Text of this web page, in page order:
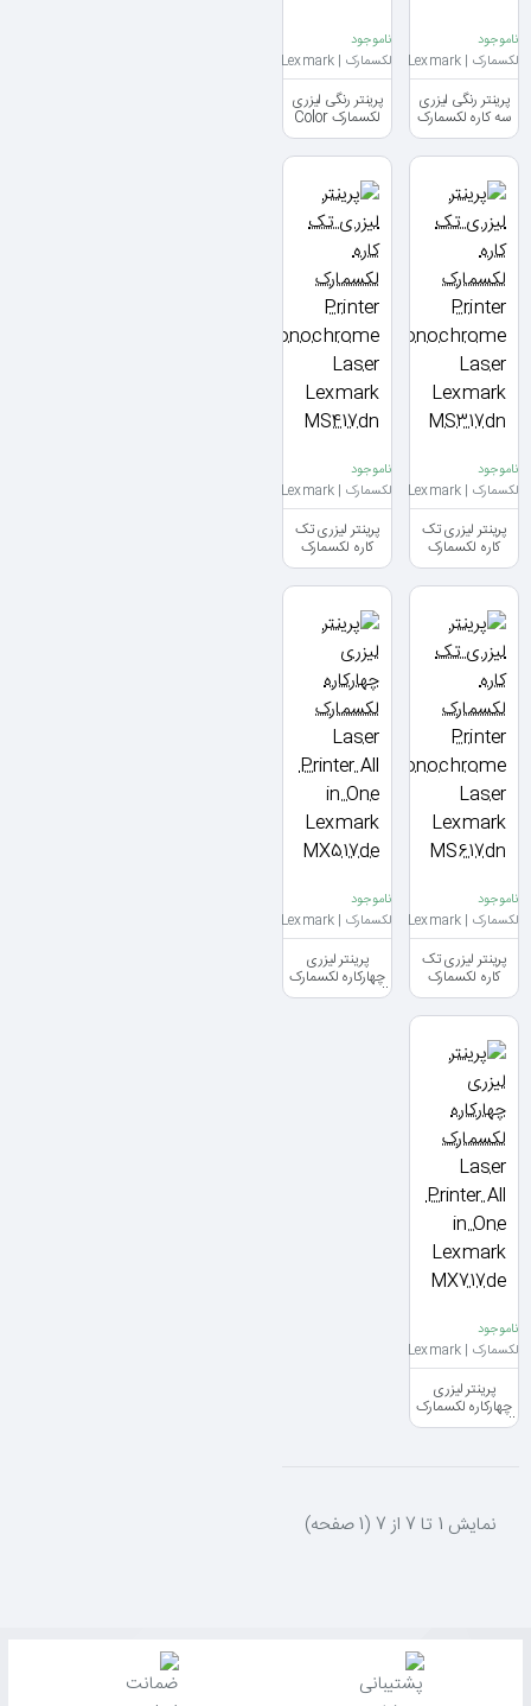
ناموجود
لکسمارک | Lexmark
پرینتر رنگی لیزری
سه کاره لکسمارک
Printer 3 in one
Lexmark
ناموجود
لکسمارک | Lexmark
پرینتر رنگی لیزری
لکسمارک Color
Laser Printer
Lexmark
ناموجود
لکسمارک | Lexmark
پرینتر لیزری تک
کاره لکسمارک
Printer
Monochrome
MS317dn
ناموجود
لکسمارک | Lexmark
پرینتر لیزری تک
کاره لکسمارک
Printer
Monochrome
MS417dn
ناموجود
لکسمارک | Lexmark
پرینتر لیزری تک
کاره لکسمارک
Printer
Monochrome
MS617dn
ناموجود
لکسمارک | Lexmark
پرینتر لیزری
چهارکاره لکسمارک
Laser Printer All
ناموجود
لکسمارک | Lexmark
پرینتر لیزری
چهارکاره لکسمارک
Laser Printer All
نمايش 1 تا 7 از 7 (1 صفحه)